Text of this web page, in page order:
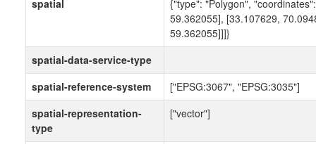
spatial
{"type": "Polygon",
59.362055], [33.107629,
59.362055]]]}
spatial-data-service-type
spatial-reference-system
["EPSG:3067", "EPSG:3035"]
spatial-representation-
type
["vector"]